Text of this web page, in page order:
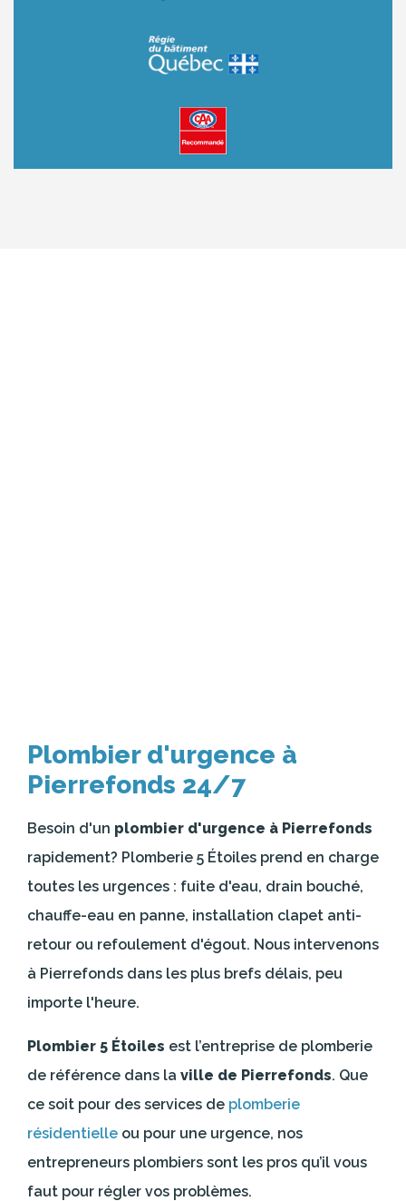
Plombier d'urgence à
Pierrefonds 24/7
Besoin d'un plombier d'urgence à Pierrefonds
rapidement? Plomberie 5 Étoiles prend en charge
toutes les urgences : fuite d'eau, drain bouché,
chauffe-eau en panne, installation clapet anti-
retour ou refoulement d'égout. Nous intervenons
à Pierrefonds dans les plus brefs délais, peu
importe l'heure.
Plombier 5 Étoiles est l’entreprise de plomberie
de référence dans la ville de Pierrefonds. Que
ce soit pour des services de plomberie
résidentielle ou pour une urgence, nos
entrepreneurs plombiers sont les pros qu’il vous
faut pour régler vos problèmes.